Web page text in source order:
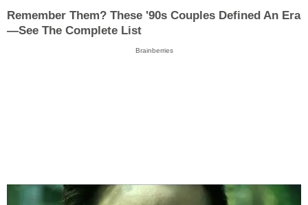
Remember Them? These '90s Couples Defined An Era
—See The Complete List
Brainberries